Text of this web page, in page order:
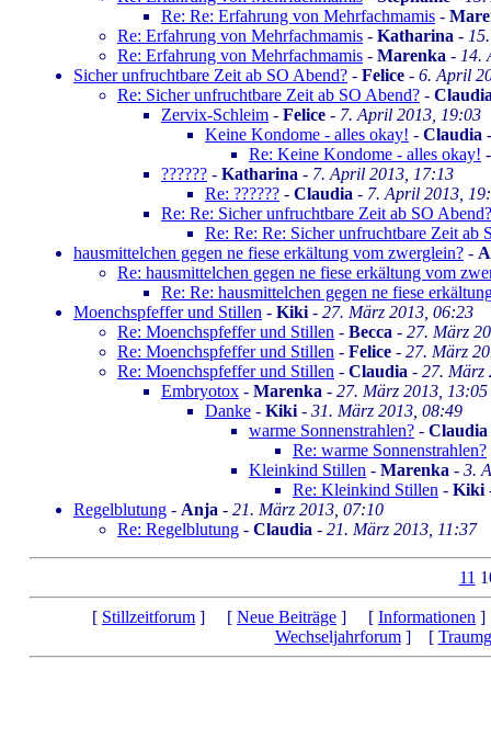
Re: Re: Erfahrung von Mehrfachmamis -
Re: Erfahrung von Mehrfachmamis - Katharina -
Re: Erfahrung von Mehrfachmamis - Marenka - 14.
Sicher unfruchtbare Zeit ab SO Abend? - Felice - 6. April
Re: Sicher unfruchtbare Zeit ab SO Abend? -
Zervix-Schleim - Felice - 7. April 2013, 19:03
Keine Kondome - alles okay! - Claudia
Re: Keine Kondome - alles okay!
?????? - Katharina - 7. April 2013, 17:13
Re: ?????? - Claudia - 7. April 2013,
Re: Re: Sicher unfruchtbare Zeit ab SO Abend?
Re: Re: Re: Sicher unfruchtbare Zeit ab
hausmittelchen gegen ne fiese erkältung vom zwerglein? -
Re: hausmittelchen gegen ne fiese erkältung vom
Re: Re: hausmittelchen gegen ne fiese
Moenchspfeffer und Stillen - Kiki - 27. März 2013, 06:23
Re: Moenchspfeffer und Stillen - Becca - 27. März
Re: Moenchspfeffer und Stillen - Felice - 27. März
Re: Moenchspfeffer und Stillen - Claudia - 27. März
Embryotox - Marenka - 27. März 2013, 13:05
Danke - Kiki - 31. März 2013, 08:49
warme Sonnenstrahlen? - Claudia
Re: warme Sonnenstrahlen?
Kleinkind Stillen - Marenka - 3.
Re: Kleinkind Stillen - Kiki
Regelblutung - Anja - 21. März 2013, 07:10
Re: Regelblutung - Claudia - 21. März 2013, 11:37
11
[ Stillzeitforum ] [ Neue Beiträge ] [ Informationen
Wechseljahrforum] [